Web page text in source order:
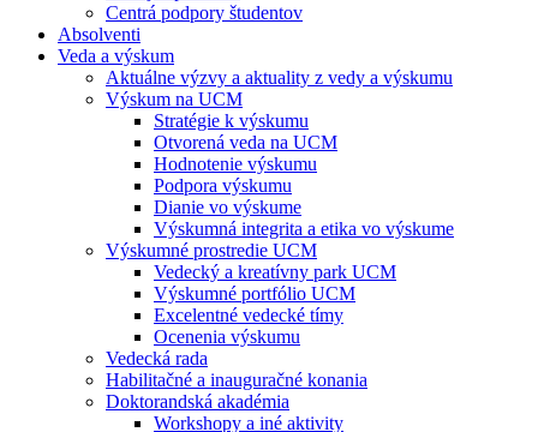
Centrá podpory študentov
Absolventi
Veda a výskum
Aktuálne výzvy a aktuality z vedy a výskumu
Výskum na UCM
Stratégie k výskumu
Otvorená veda na UCM
Hodnotenie výskumu
Podpora výskumu
Dianie vo výskume
Výskumná integrita a etika vo výskume
Výskumné prostredie UCM
Vedecký a kreatívny park UCM
Výskumné portfólio UCM
Excelentné vedecké tímy
Ocenenia výskumu
Vedecká rada
Habilitačné a inauguračné konania
Doktorandská akadémia
Workshopy a iné aktivity